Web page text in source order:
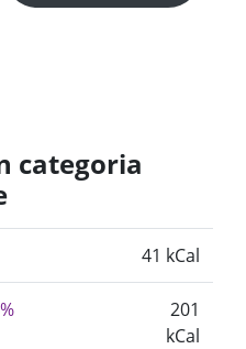
categoria
41 kCal
201
kCal